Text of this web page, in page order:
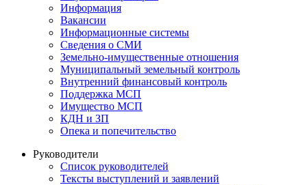
Информация
Вакансии
Информационные системы
Сведения о СМИ
Земельно-имущественные отношения
Муниципальный земельный контроль
Внутренний финансовый контроль
Поддержка МСП
Имущество МСП
КДН и ЗП
Опека и попечительство
Руководители
Список руководителей
Тексты выступлений и заявлений